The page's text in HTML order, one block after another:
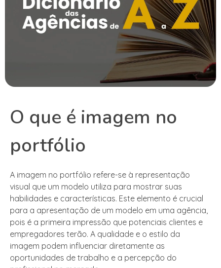
O que é imagem no
portfólio
A imagem no portfólio refere-se à representação
visual que um modelo utiliza para mostrar suas
habilidades e características. Este elemento é crucial
para a apresentação de um modelo em uma agência,
pois é a primeira impressão que potenciais clientes e
empregadores terão. A qualidade e o estilo da
imagem podem influenciar diretamente as
oportunidades de trabalho e a percepção do